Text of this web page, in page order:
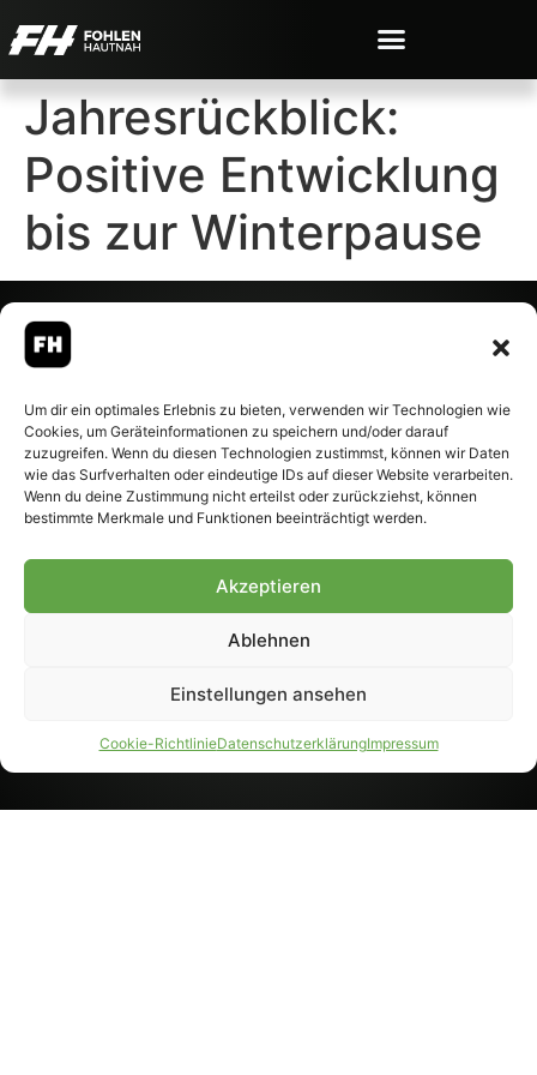
Um dir ein optimales Erlebnis zu bieten, verwenden wir Technologien wie
Cookies, um Geräteinformationen zu speichern und/oder darauf
zuzugreifen. Wenn du diesen Technologien zustimmst, können wir Daten
wie das Surfverhalten oder eindeutige IDs auf dieser Website verarbeiten.
Wenn du deine Zustimmung nicht erteilst oder zurückziehst, können
bestimmte Merkmale und Funktionen beeinträchtigt werden.
Akzeptieren
Ablehnen
Einstellungen ansehen
Cookie-RichtlinieDatenschutzerklärungImpressum
Jahresrückblick:
Positive Entwicklung
bis zur Winterpause
– Alle rechte vorbehalten.
Fohlen-Hautnah.de ist ein
offiziell eingetragenes Magazin
bei der Deutschen
Nationalbibliothek (ISSN 1868-
Weiterverarbeitung, auch
Genehmigung.
PARTNER WERDEN
AGB